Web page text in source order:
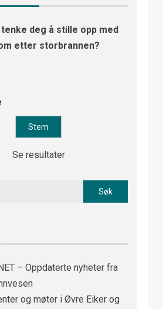
tenke deg å stille opp med
etter storbrannen?
Se resultater
– Oppdaterte nyheter fra
og møter i Øvre Eiker og